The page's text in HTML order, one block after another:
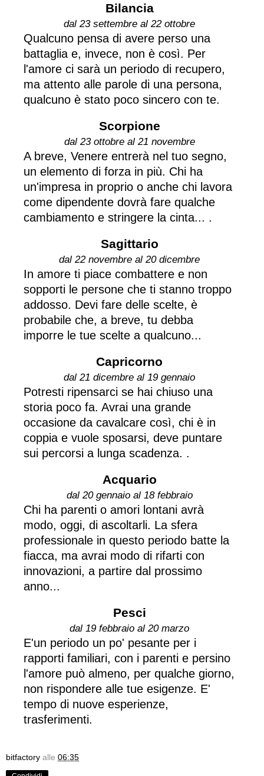
Bilancia
dal 23 settembre al 22 ottobre
Qualcuno pensa di avere perso una
battaglia e, invece, non è così. Per
l'amore ci sarà un periodo di recupero,
ma attento alle parole di una persona,
qualcuno è stato poco sincero con te.
Scorpione
dal 23 ottobre al 21 novembre
A breve, Venere entrerà nel tuo segno,
un elemento di forza in più. Chi ha
un'impresa in proprio o anche chi lavora
come dipendente dovrà fare qualche
cambiamento e stringere la cinta... .
Sagittario
dal 22 novembre al 20 dicembre
In amore ti piace combattere e non
sopporti le persone che ti stanno troppo
addosso. Devi fare delle scelte, è
probabile che, a breve, tu debba
imporre le tue scelte a qualcuno...
Capricorno
dal 21 dicembre al 19 gennaio
Potresti ripensarci se hai chiuso una
storia poco fa. Avrai una grande
occasione da cavalcare così, chi è in
coppia e vuole sposarsi, deve puntare
sui percorsi a lunga scadenza. .
Acquario
dal 20 gennaio al 18 febbraio
Chi ha parenti o amori lontani avrà
modo, oggi, di ascoltarli. La sfera
professionale in questo periodo batte la
fiacca, ma avrai modo di rifarti con
innovazioni, a partire dal prossimo
anno...
Pesci
dal 19 febbraio al 20 marzo
E'un periodo un po' pesante per i
rapporti familiari, con i parenti e persino
l'amore può almeno, per qualche giorno,
non rispondere alle tue esigenze. E'
tempo di nuove esperienze,
trasferimenti.
bitfactory alle 06:35